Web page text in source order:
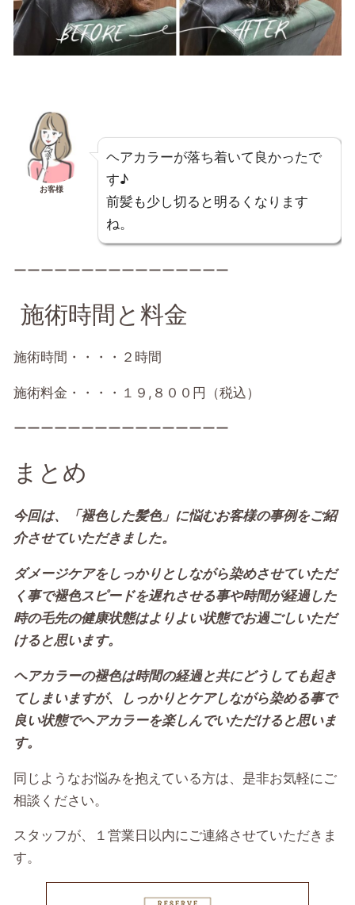
お客様
ヘアカラーが落ち着いて良かったで
す♪
前髪も少し切ると明るくなります
ね。
ーーーーーーーーーーーーーーーー
施術時間と料金
施術時間・・・・２時間
施術料金・・・・１９,８００円（税込）
ーーーーーーーーーーーーーーーー
まとめ
今回は、「褪色した髪色」に悩むお客様の事例をご紹
介させていただきました。
ダメージケアをしっかりとしながら染めさせていただ
く事で褪色スピードを遅れさせる事や時間が経過した
時の毛先の健康状態はよりよい状態でお過ごしいただ
けると思います。
ヘアカラーの褪色は時間の経過と共にどうしても起き
てしまいますが、しっかりとケアしながら染める事で
良い状態でヘアカラーを楽しんでいただけると思いま
す。
同じようなお悩みを抱えている方は、是非お気軽にご
相談ください。
スタッフが、１営業日以内にご連絡させていただきま
す。